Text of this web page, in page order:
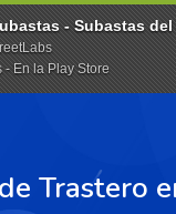
Trastero
- Subastas del
- En la Play Store